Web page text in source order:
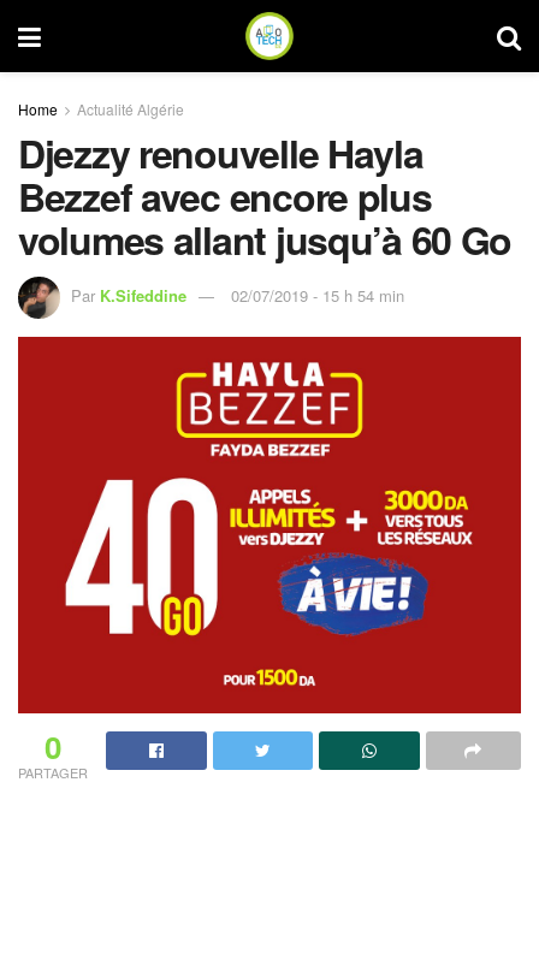
Home Actualité Algérie
Djezzy renouvelle Hayla
Bezzef avec encore plus
volumes allant jusqu’à 60 Go
Par K.Sifeddine 02/07/2019 - 15 h 54 min
0
PARTAGER